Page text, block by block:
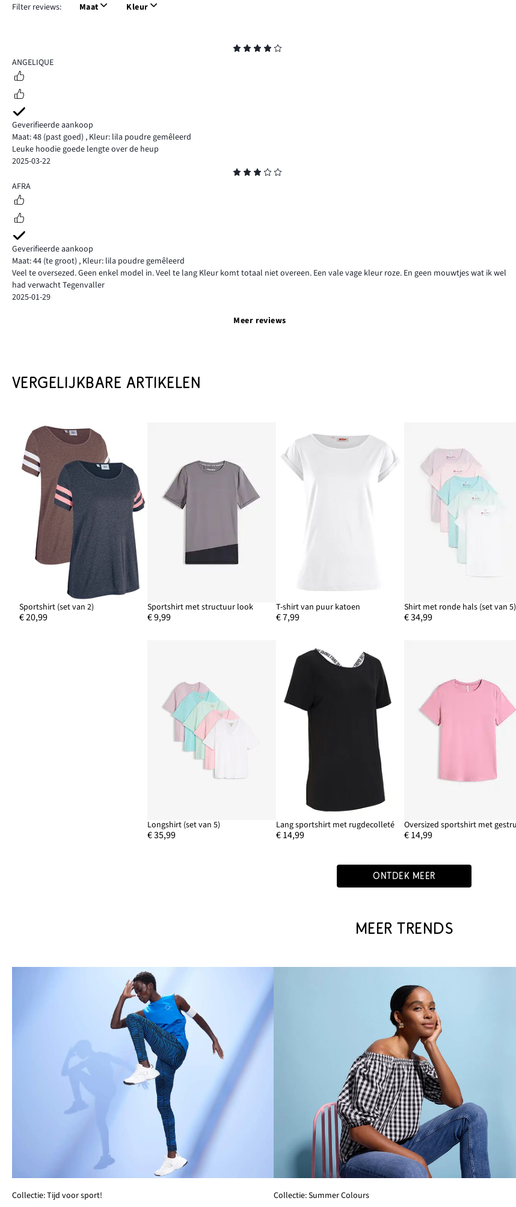
Filter reviews: Maat Kleur
4
ANGELIQUE
Geverifieerde aankoop
Maat: 48 (past goed) , Kleur: lila poudre gemêleerd
Leuke hoodie goede lengte over de heup
2025-03-22
3
AFRA
Geverifieerde aankoop
Maat: 44 (te groot) , Kleur: lila poudre gemêleerd
Veel te oversezed. Geen enkel model in. Veel te lang Kleur komt totaal niet overeen. Een vale vage kleur roze. En geen mouwtjes wat ik wel
had verwacht Tegenvaller
2025-01-29
Meer reviews
VERGELIJKBARE ARTIKELEN
Sportshirt (set van 2)
€ 20,99
Sportshirt met structuur look
€ 9,99
T-shirt van puur katoen
€ 7,99
Shirt met ronde hals (set van 5)
€ 34,99
Longshirt (set van 5)
€ 35,99
Lang sportshirt met rugdecolleté
€ 14,99 € 14,99
ONTDEK MEER
MEER TRENDS
Collectie: Tijd voor sport! Collectie: Summer Colours